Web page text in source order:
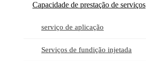
Capacidade de prestação de serviços
serviço de aplicação
Serviços de fundição injetada